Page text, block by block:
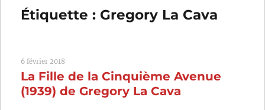
Étiquette : Gregory La Cava
6 février 2018
La Fille de la Cinquième Avenue
(1939) de Gregory La Cava